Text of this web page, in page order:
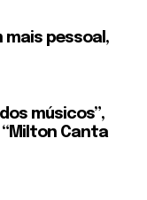
mais pessoal,
músicos”,
Canta